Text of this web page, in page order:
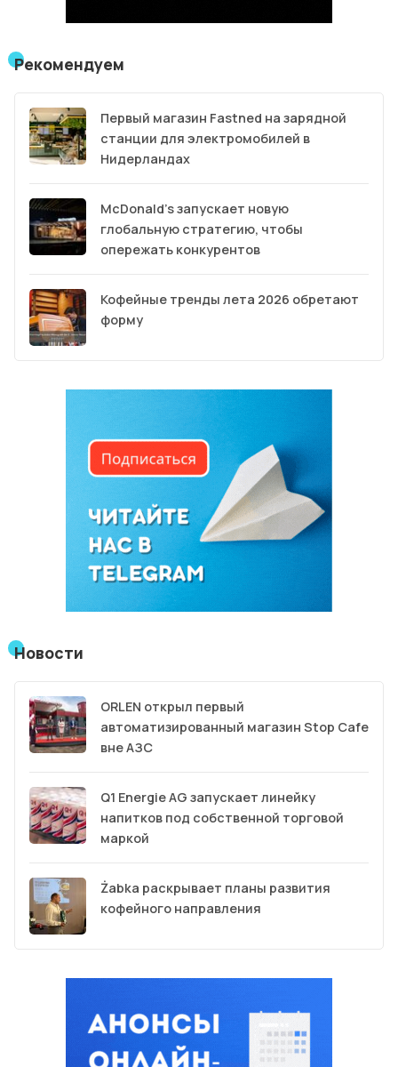
Рекомендуем
Первый магазин Fastned на зарядной
станции для электромобилей в
Нидерландах
McDonald’s запускает новую
глобальную стратегию, чтобы
опережать конкурентов
Кофейные тренды лета 2026 обретают
форму
Новости
ORLEN открыл первый
автоматизированный магазин Stop Cafe
вне АЗС
Q1 Energie AG запускает линейку
напитков под собственной торговой
маркой
Żabka раскрывает планы развития
кофейного направления